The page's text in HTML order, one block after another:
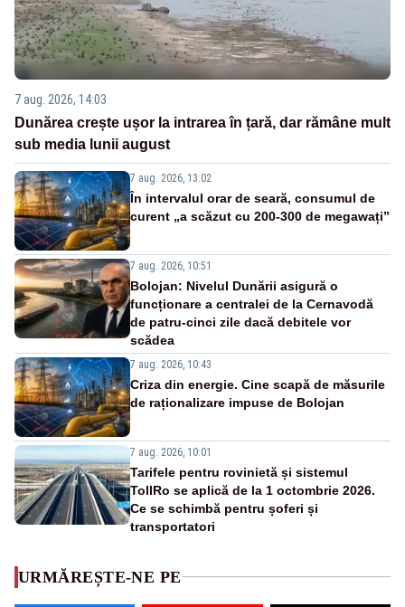
7 aug. 2026, 14:03
Dunărea crește ușor la intrarea în țară, dar rămâne mult
sub media lunii august
7 aug. 2026, 13:02
În intervalul orar de seară, consumul de
curent „a scăzut cu 200-300 de megawați”
7 aug. 2026, 10:51
Bolojan: Nivelul Dunării asigură o
funcționare a centralei de la Cernavodă
de patru-cinci zile dacă debitele vor
scădea
7 aug. 2026, 10:43
Criza din energie. Cine scapă de măsurile
de raționalizare impuse de Bolojan
7 aug. 2026, 10:01
Tarifele pentru rovinietă și sistemul
TollRo se aplică de la 1 octombrie 2026.
Ce se schimbă pentru șoferi și
transportatori
URMĂREȘTE-NE PE